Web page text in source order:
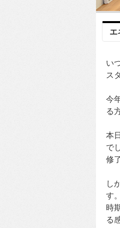
エ
い
ス
今
る
本
で
修
し
す。
時
る